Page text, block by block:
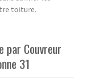
toiture.
par Couvreur
31